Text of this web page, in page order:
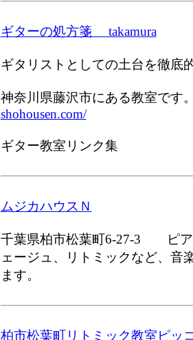
ギターの処方箋 takamura
ギタリストとしての土台を徹底
神奈川県藤沢市にある教室
shohousen.com/
ギター教室リンク集
ムジカハウスＮ
千葉県柏市松葉町6-27-3 ピア
ェージュ、リトミックなど、音
ます。
柏市松葉町リトミック教室ピッ